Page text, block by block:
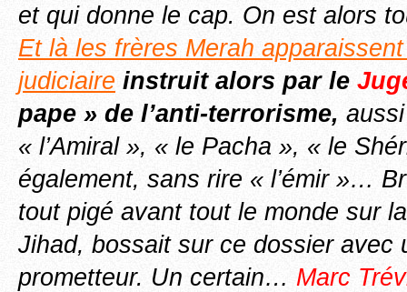
et qui donne le cap. On est alors
Et là les frères Merah
judiciaire instruit alors par le
pape » de l’anti-terrorisme,
« l’Amiral », « le Pacha », « le
également, sans rire « l’émir »…
tout pigé avant tout le monde sur
Jihad, bossait sur ce dossier avec
prometteur. Un certain… Marc